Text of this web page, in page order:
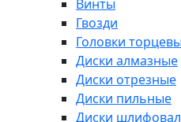
Винты
Гвозди
Головки
Диски алмазные
Диски отрезные
Диски пильные
Диски